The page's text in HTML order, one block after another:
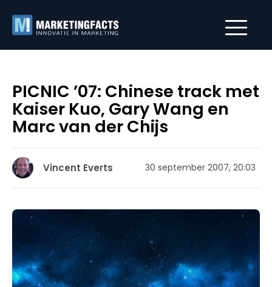
PICNIC ’07: Chinese track met
Kaiser Kuo, Gary Wang en
Marc van der Chijs
Vincent Everts 30 september 2007, 20:03